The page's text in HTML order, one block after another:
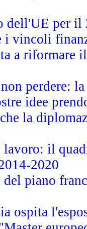
per il
i vincoli
a riformare
perdere:
idee
la
lavoro: il
2020
del piano
ospita